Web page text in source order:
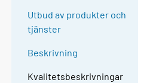
Utbud av produkter och
tjänster
Beskrivning
Kvalitetsbeskrivningar